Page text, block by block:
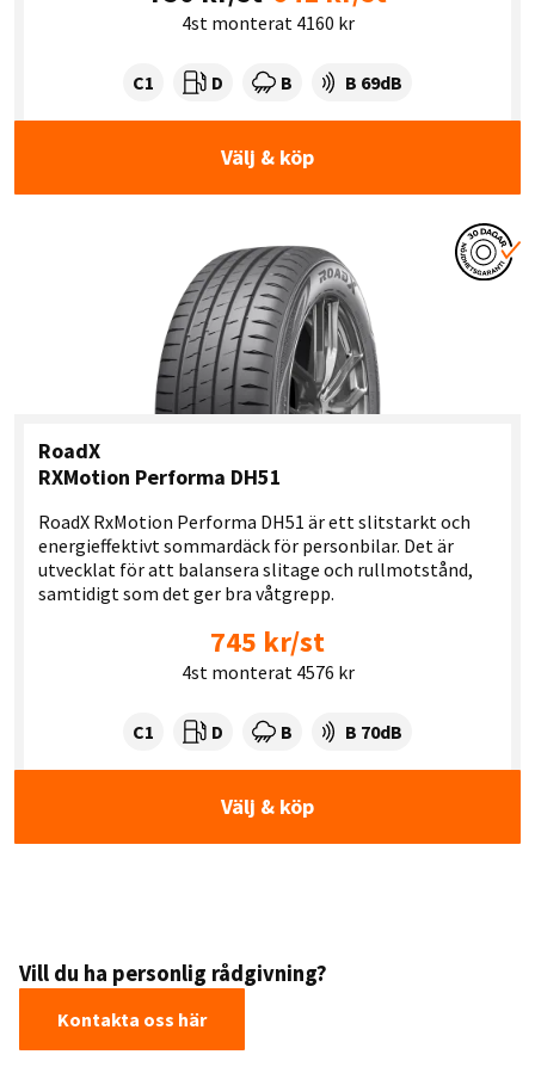
4st monterat 4160 kr
Tyre class:
C1 Rullmotstånd:
D Våtgrepp:
B Ljudnivå dB:
B 69dB
Välj & köp
RoadX
RXMotion Performa DH51
RoadX RxMotion Performa DH51 är ett slitstarkt och
energieffektivt sommardäck för personbilar. Det är
utvecklat för att balansera slitage och rullmotstånd,
samtidigt som det ger bra våtgrepp.
745 kr/st
4st monterat 4576 kr
Tyre class:
C1 Rullmotstånd:
D Våtgrepp:
B Ljudnivå dB:
B 70dB
Välj & köp
Vill du ha personlig rådgivning?
Kontakta oss här